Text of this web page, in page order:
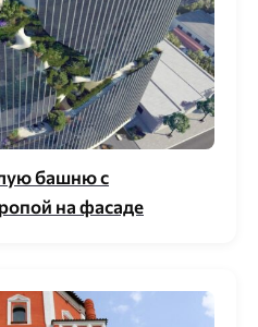
башню с
на фасаде